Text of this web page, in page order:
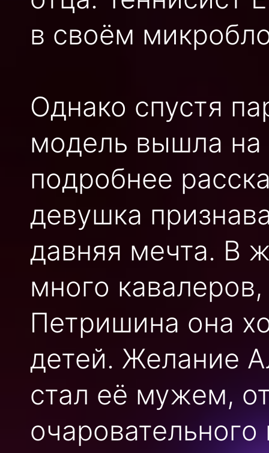
в своём
Однако спустя
модель вышла на
подробнее
девушка
давняя мечта. В
много
Петришина она
детей. Желание
стал её мужем,